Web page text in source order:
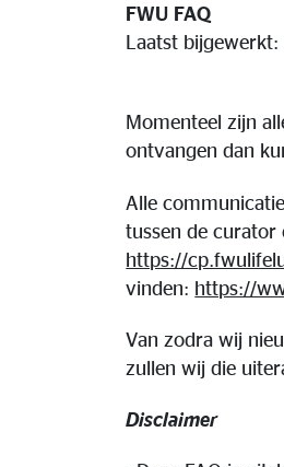
FWU FAQ
Laatst
Momenteel zijn
ontvangen dan
Alle
tussen de curator
https://
vinden: https://
Van zodra wij
zullen wij die
Disclaimer